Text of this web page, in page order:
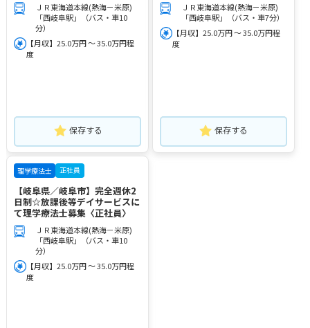
ＪＲ東海道本線(熱海－米原)
「西岐阜駅」（バス・車10
分）
【月収】25.0万円 ～ 35.0万円程
度
保存する
ＪＲ東海道本線(熱海－米原)
「西岐阜駅」（バス・車7分）
【月収】25.0万円 ～ 35.0万円程
度
保存する
理学療法士 正社員
【岐阜県／岐阜市】完全週休2
日制☆放課後等デイサービスに
て理学療法士募集〈正社員〉
ＪＲ東海道本線(熱海－米原)
「西岐阜駅」（バス・車10
分）
【月収】25.0万円 ～ 35.0万円程
度